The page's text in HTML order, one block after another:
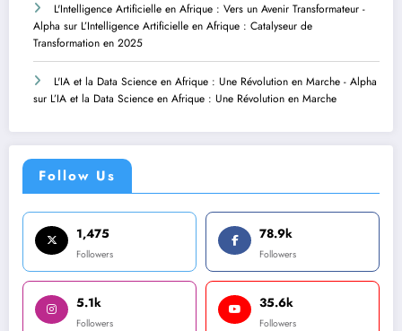
L'Intelligence Artificielle en Afrique : Vers un Avenir Transformateur -
Alpha sur L’Intelligence Artificielle en Afrique : Catalyseur de
Transformation en 2025
L'IA et la Data Science en Afrique : Une Révolution en Marche - Alpha
sur L’IA et la Data Science en Afrique : Une Révolution en Marche
Follow Us
1,475
Followers
78.9k
Followers
5.1k
Followers
35.6k
Followers